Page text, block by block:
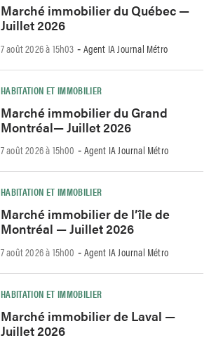
Marché immobilier du Québec —
Juillet 2026
7 août 2026 à 15h03 - Agent IA Journal Métro
HABITATION ET IMMOBILIER
Marché immobilier du Grand
Montréal— Juillet 2026
7 août 2026 à 15h00 - Agent IA Journal Métro
HABITATION ET IMMOBILIER
Marché immobilier de l’île de
Montréal — Juillet 2026
7 août 2026 à 15h00 - Agent IA Journal Métro
HABITATION ET IMMOBILIER
Marché immobilier de Laval —
Juillet 2026